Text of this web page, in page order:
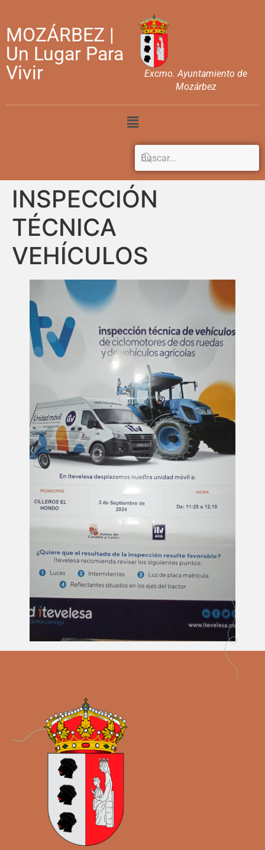
MOZÁRBEZ |
Un Lugar Para
Vivir
Excmo. Ayuntamiento de
Mozárbez
INSPECCIÓN
TÉCNICA
VEHÍCULOS